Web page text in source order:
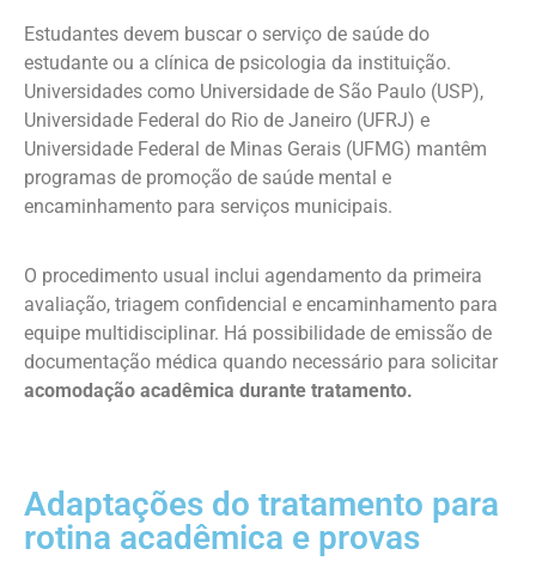
Estudantes devem buscar o serviço de saúde do
estudante ou a clínica de psicologia da instituição.
Universidades como Universidade de São Paulo (USP),
Universidade Federal do Rio de Janeiro (UFRJ) e
Universidade Federal de Minas Gerais (UFMG) mantêm
programas de promoção de saúde mental e
encaminhamento para serviços municipais.
O procedimento usual inclui agendamento da primeira
avaliação, triagem confidencial e encaminhamento para
equipe multidisciplinar. Há possibilidade de emissão de
documentação médica quando necessário para solicitar
acomodação acadêmica durante tratamento.
Adaptações do tratamento para
rotina acadêmica e provas